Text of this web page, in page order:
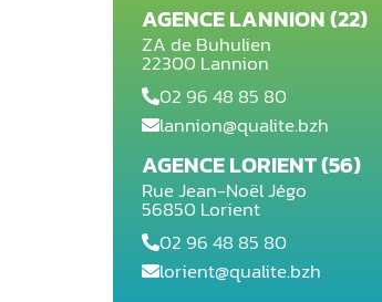
AGENCE LANNION (22)
ZA de Buhulien
22300 Lannion
02 96 48 85 80
lannion@qualite.bzh
AGENCE LORIENT (56)
Rue Jean-Noël Jégo
56850 Lorient
02 96 48 85 80
lorient@qualite.bzh